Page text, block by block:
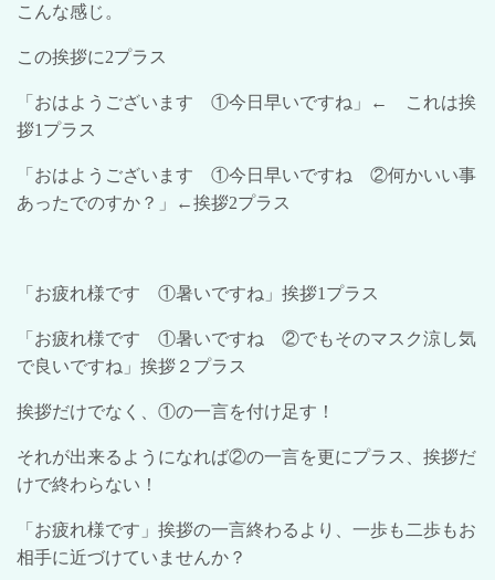
こんな感じ。
この挨拶に2プラス
「おはようございます ①今日早いですね」← これは挨
拶1 プラス
「おはようございます ①今日早いですね ②何かいい事
あったでのすか？」←挨拶2プラス
「お疲れ様です ①暑いですね」挨拶1 プラス
「お疲れ様です ①暑いですね ②でもそのマスク涼し気
で良いですね」挨拶２プラス
挨拶だけでなく、①の一言を付け足す！
それが出来るようになれば②の一言を更にプラス、挨拶だ
けで終わらない！
「お疲れ様です」挨拶の一言終わるより、一歩も二歩もお
相手に近づけていませんか？